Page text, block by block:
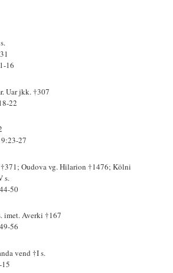
16
Uar jkk. †307
22
27
Oudova vg. Hilarion †1476; Kölni
s.
50
imet. Averki †167
56
vend †I s.